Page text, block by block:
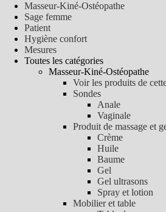
Masseur-Kiné-Ostéopathe
Sage femme
Patient
Hygiène confort
Mesures
Toutes les catégories
Masseur-Kiné-Ostéopathe
Voir les produits de
Sondes
Anale
Vaginale
Produit de massage et
Crème
Huile
Baume
Gel
Gel ultrasons
Spray et lotion
Mobilier et table